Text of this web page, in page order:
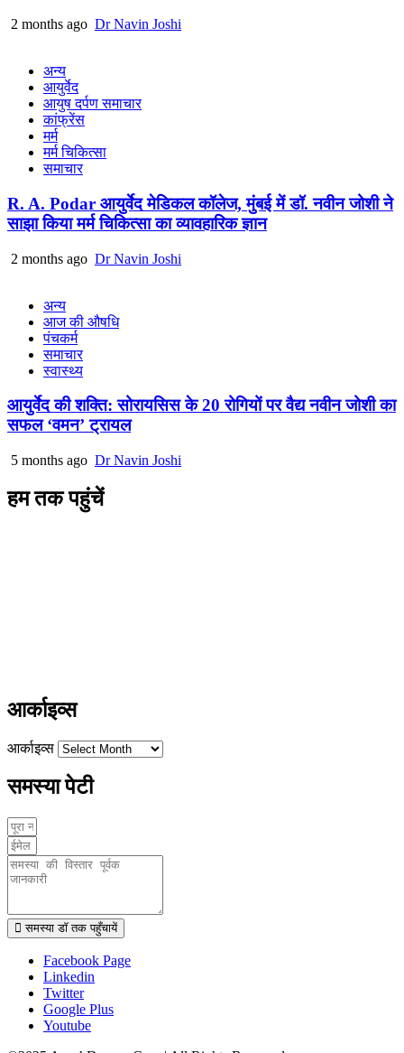
2 months ago Dr Navin Joshi
अन्य
आयुर्वेद
आयुष दर्पण समाचार
कांफ्रेंस
मर्म
मर्म चिकित्सा
समाचार
R. A. Podar आयुर्वेद मेडिकल कॉलेज, मुंबई में डॉ. नवीन जोशी ने
साझा किया मर्म चिकित्सा का व्यावहारिक ज्ञान
2 months ago Dr Navin Joshi
अन्य
आज की औषधि
पंचकर्म
समाचार
स्वास्थ्य
आयुर्वेद की शक्ति: सोरायसिस के 20 रोगियों पर वैद्य नवीन जोशी का
सफल ‘वमन’ ट्रायल
5 months ago Dr Navin Joshi
हम तक पहुंचें
आर्काइव्स
आर्काइव्स
समस्या पेटी
समस्या डॉ तक पहुँचायें
Facebook Page
Linkedin
Twitter
Google Plus
Youtube